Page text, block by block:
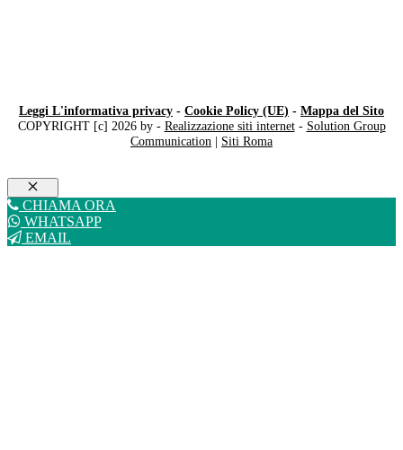
Leggi L'informativa privacy - Cookie Policy (UE) - Mappa del Sito
COPYRIGHT [c] 2026 by - Realizzazione siti internet- Solution Group
Communication | Siti Roma
Chiudi
CHIAMA ORA
WHATSAPP
EMAIL